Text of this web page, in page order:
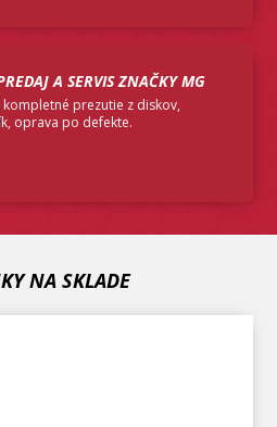
A SERVIS ZNAČKY MG
prezutie z diskov,
oprava po defekte.
NA SKLADE